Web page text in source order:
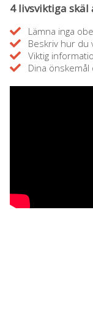
4 livsviktiga
Lämna inga
Beskriv hur du
Viktig
Dina önskemål